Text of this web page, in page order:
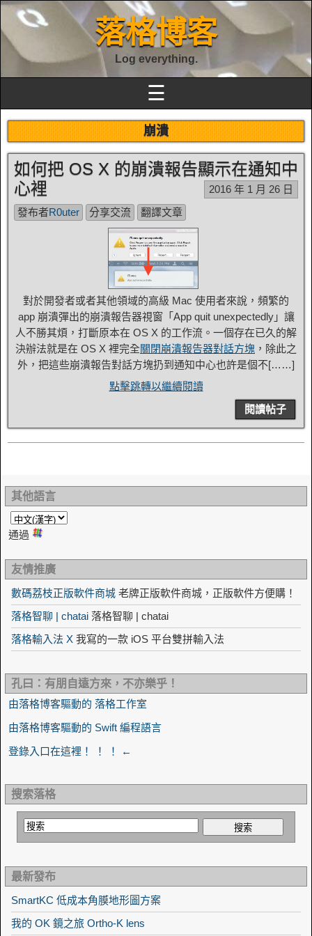
落格博客
Log everything.
☰
崩潰
如何把 OS X 的崩潰報告顯示在通知中
心裡
2016 年 1 月 26 日
發布者R0uter 分享交流 翻譯文章
對於開發者或者其他領域的高級 Mac 使用者來說，頻繁的
app 崩潰彈出的崩潰報告器視窗「App quit unexpectedly」讓
人不勝其煩，打斷原本在 OS X 的工作流。一個存在已久的解
決辦法就是在 OS X 裡完全關閉崩潰報告器對話方塊 ，除此之
外，把這些崩潰報告對話方塊扔到通知中心也許是個不[……]
點擊跳轉以繼續閱讀
閱讀帖子
其他語言
通過
友情推廣
數碼荔枝正版軟件商城 老牌正版軟件商城，正版軟件方便購！
落格智聊 | chatai 落格智聊 | chatai
落格輸入法 X 我寫的一款 iOS 平台雙拼輸入法
孔曰：有朋自遠方來，不亦樂乎！
由落格博客驅動的 落格工作室
由落格博客驅動的 Swift 編程語言
登錄入口在這裡！ ！ ！ ←
搜索落格
最新發布
SmartKC 低成本角膜地形圖方案
我的 OK 鏡之旅 Ortho-K lens